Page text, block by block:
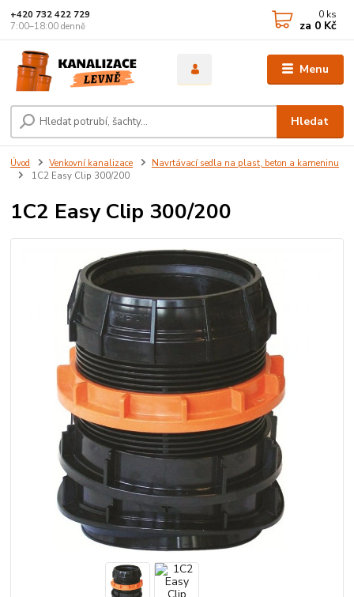
Menu
Hledat
+420 732 422 729
7:00–18:00 denně
0 ks
za 0 Kč
Úvod Venkovní kanalizace
Navrtávací sedla na plast, beton a kameninu
1C2 Easy Clip 300/200
1C2 Easy Clip 300/200